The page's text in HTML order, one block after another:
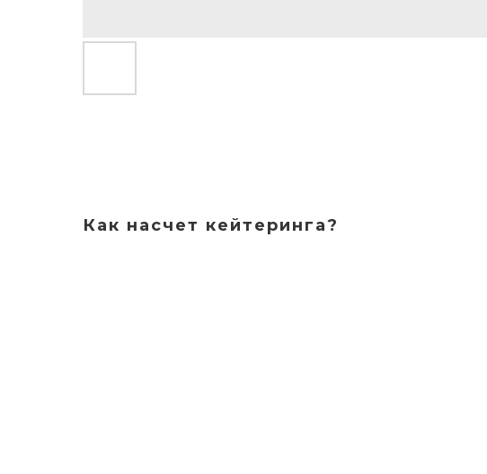
Как насчет кейтеринга?